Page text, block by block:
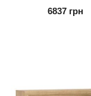
6837 грн